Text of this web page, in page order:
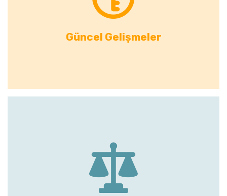
Güncel Gelişmeler